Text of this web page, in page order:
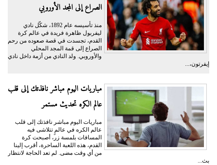
الصراع إلى المجد الأوروبي
منذ تأسيسه عام 1892، شكّل نادي
ليفربول ظاهرة فريدة في عالم كرة
القدم، تجسدت في قصة صعوده من رحم
الصراع إلى قمة المجد المحلي
والأوروبي. ولد النادي من أزمة داخل نادي
إيفرتون،...
مباريات اليوم مباشر نافذتك إلى قلب
عالم الكره تحديث مستمر
مباريات اليوم مباشر نافذتك إلى قلب
عالم الكره في عالمٍ تتلاشى فيه
المسافات بلمسة زر، أصبحت كرة
القدم، هذه اللعبة الساحرة، أقرب إلينا
من أي وقت مضى. لم تعد الحاجة لانتظار
بث...